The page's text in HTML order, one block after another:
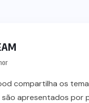
compartilha os
apresentados por